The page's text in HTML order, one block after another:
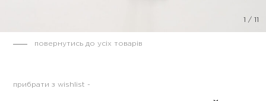
/
повернутись до усіх товарів
прибрати з wishlist -